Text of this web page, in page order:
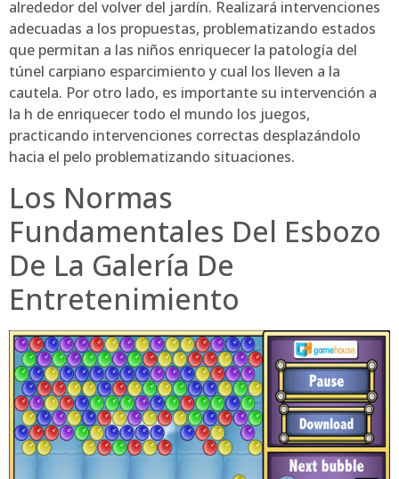
alrededor del volver del jardí­n. Realizará intervenciones
adecuadas a los propuestas, problematizando estados
que permitan a las niños enriquecer la patologí­a del
túnel carpiano esparcimiento y cual los lleven a la
cautela. Por otro lado, es importante su intervención a
la h de enriquecer todo el mundo los juegos,
practicando intervenciones correctas desplazándolo
hacia el pelo problematizando situaciones.
Los Normas
Fundamentales Del Esbozo
De La Galería De
Entretenimiento